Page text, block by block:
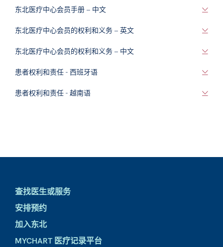
东北医疗中心会员手册 – 中文
东北医疗中心会员的权利和义务 – 英文
东北医疗中心会员的权利和义务 – 中文
患者权利和责任 - 西班牙语
患者权利和责任 - 越南语
查找医生或服务
安排预约
加入东北
MYCHART 医疗记录平台